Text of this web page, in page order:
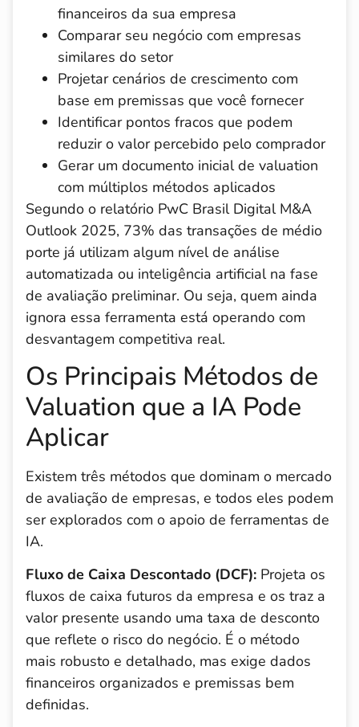
financeiros da sua empresa
Comparar seu negócio com empresas
similares do setor
Projetar cenários de crescimento com
base em premissas que você fornecer
Identificar pontos fracos que podem
reduzir o valor percebido pelo comprador
Gerar um documento inicial de valuation
com múltiplos métodos aplicados
Segundo o relatório PwC Brasil Digital M&A
Outlook 2025, 73% das transações de médio
porte já utilizam algum nível de análise
automatizada ou inteligência artificial na fase
de avaliação preliminar. Ou seja, quem ainda
ignora essa ferramenta está operando com
desvantagem competitiva real.
Os Principais Métodos de
Valuation que a IA Pode
Aplicar
Existem três métodos que dominam o mercado
de avaliação de empresas, e todos eles podem
ser explorados com o apoio de ferramentas de
IA.
Fluxo de Caixa Descontado (DCF): Projeta os
fluxos de caixa futuros da empresa e os traz a
valor presente usando uma taxa de desconto
que reflete o risco do negócio. É o método
mais robusto e detalhado, mas exige dados
financeiros organizados e premissas bem
definidas.